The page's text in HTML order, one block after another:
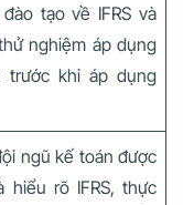
tạo về IFRS và
nghiệm áp dụng
trước khi áp dụng
ngũ kế toán được
hiểu rõ IFRS, thực